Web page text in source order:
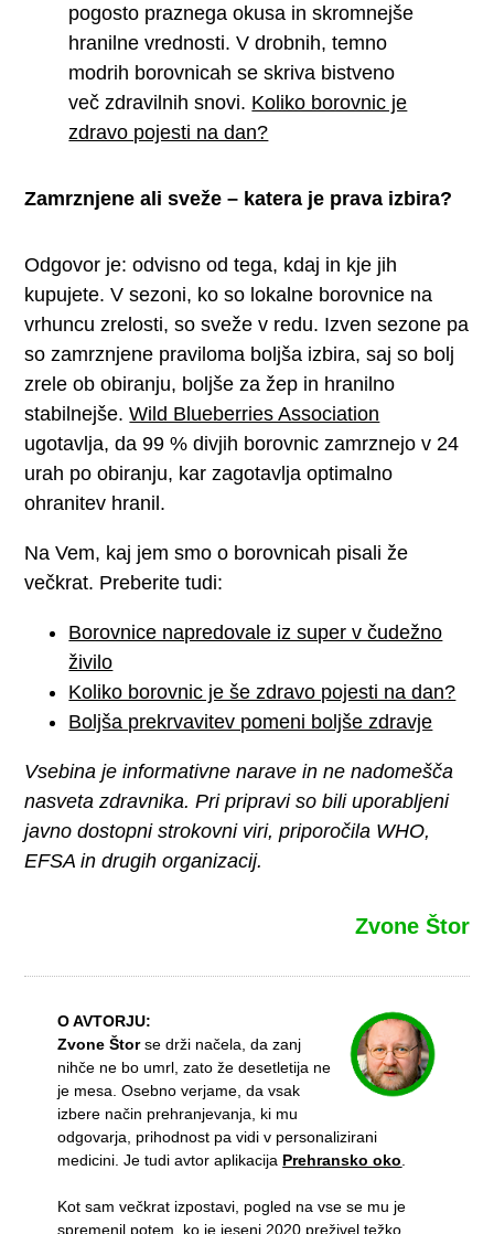
pogosto praznega okusa in skromnejše
hranilne vrednosti. V drobnih, temno
modrih borovnicah se skriva bistveno
več zdravilnih snovi. Koliko borovnic je
zdravo pojesti na dan?
Zamrznjene ali sveže – katera je prava izbira?
Odgovor je: odvisno od tega, kdaj in kje jih
kupujete. V sezoni, ko so lokalne borovnice na
vrhuncu zrelosti, so sveže v redu. Izven sezone pa
so zamrznjene praviloma boljša izbira, saj so bolj
zrele ob obiranju, boljše za žep in hranilno
stabilnejše.Wild Blueberries Association
ugotavlja, da 99 % divjih borovnic zamrznejo v 24
urah po obiranju, kar zagotavlja optimalno
ohranitev hranil.
Na Vem, kaj jem smo o borovnicah pisali že
večkrat. Preberite tudi:
Borovnice napredovale iz super v čudežno
živilo
Koliko borovnic je še zdravo pojesti na dan?
Boljša prekrvavitev pomeni boljše zdravje
Vsebina je informativne narave in ne nadomešča
nasveta zdravnika. Pri pripravi so bili uporabljeni
javno dostopni strokovni viri, priporočila WHO,
EFSA in drugih organizacij.
Zvone Štor
O AVTORJU:
Zvone Štorse drži načela, da zanj
nihče ne bo umrl, zato že desetletija ne
je mesa. Osebno verjame, da vsak
izbere način prehranjevanja, ki mu
odgovarja, prihodnost pa vidi v personalizirani
medicini. Je tudi avtor aplikacija Prehransko oko.
Kot sam večkrat izpostavi, pogled na vse se mu je
spremenil potem, ko je jeseni 2020 preživel težko